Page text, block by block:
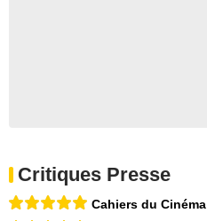
Critiques Presse
Cahiers du Cinéma